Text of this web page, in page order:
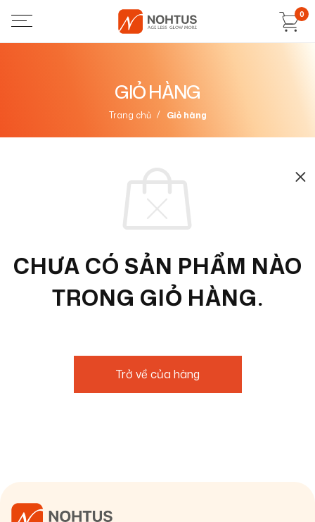
0
GIỎ HÀNG
Trang chủ / Giỏ hàng
CHƯA CÓ SẢN PHẨM NÀO
TRONG GIỎ HÀNG.
Trở về của hàng